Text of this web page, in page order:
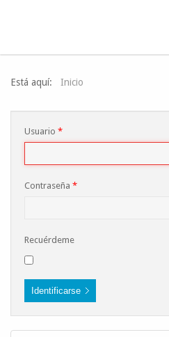
Está aquí: Inicio
Usuario *
Contraseña *
Recuérdeme
Identificarse